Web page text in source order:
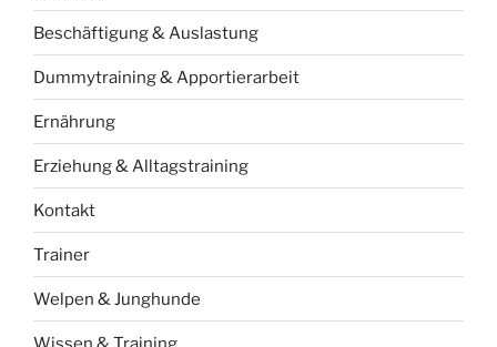
Beschäftigung & Auslastung
Dummytraining & Apportierarbeit
Ernährung
Erziehung & Alltagstraining
Kontakt
Trainer
Welpen & Junghunde